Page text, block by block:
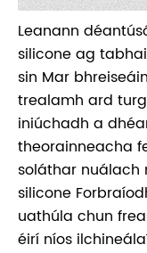
Leanann
silicone ag
sin Mar
trealamh ard
iniúchadh a
theorainneacha
soláthar nuálach
silicone
uathúla chun
éirí níos